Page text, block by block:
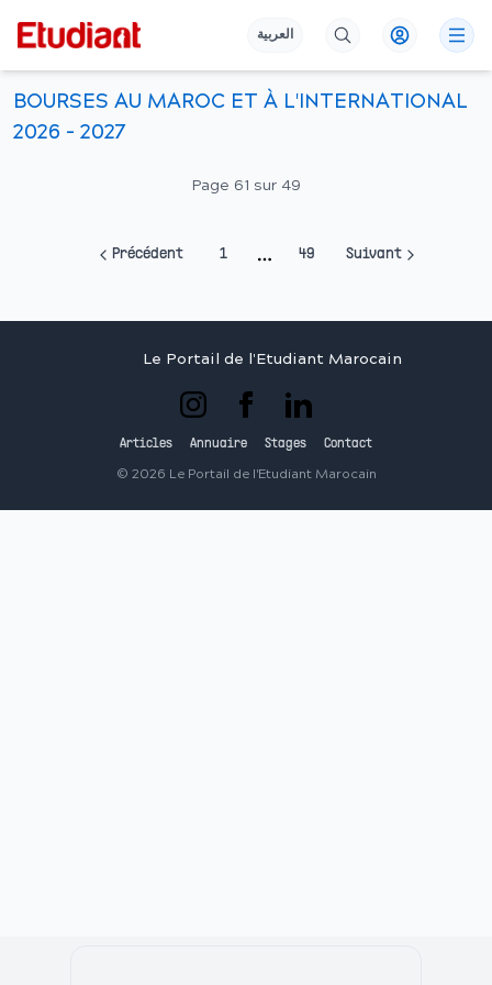
العربية
BOURSES AU MAROC ET À L'INTERNATIONAL
2026 - 2027
Page 61 sur 49
Précédent 1 49 Suivant
Le Portail de l'Etudiant Marocain
Articles Annuaire Stages Contact
© 2026 Le Portail de l'Etudiant Marocain